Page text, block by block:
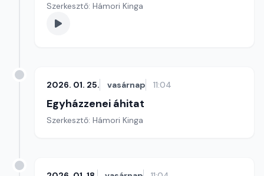
Szerkesztő: Hámori Kinga
2026. 01. 25. vasárnap 11:04
Egyházzenei áhitat
Szerkesztő: Hámori Kinga